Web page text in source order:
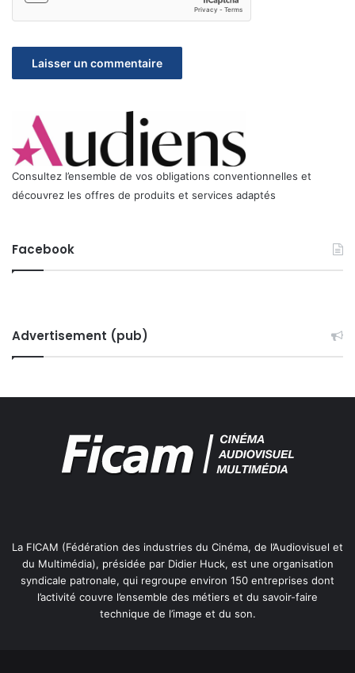
Consultez l’ensemble de vos obligations conventionnelles et
découvrez les offres de produits et services adaptés
Facebook
Advertisement (pub)
La FICAM (Fédération des industries du Cinéma, de l’Audiovisuel et
du Multimédia), présidée par Didier Huck, est une organisation
syndicale patronale, qui regroupe environ 150 entreprises dont
l’activité couvre l’ensemble des métiers et du savoir-faire
technique de l’image et du son.